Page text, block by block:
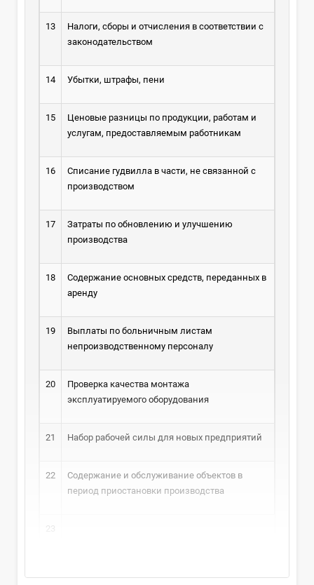
13
Налоги, сборы и отчисления в соответствии с
законодательством
14 Убытки, штрафы, пени
15
Ценовые разницы по продукции, работам и
услугам, предоставляемым работникам
16
Списание гудвилла в части, не связанной с
производством
17
Затраты по обновлению и улучшению
производства
18
Содержание основных средств, переданных в
аренду
19
Выплаты по больничным листам
непроизводственному персоналу
20
Проверка качества монтажа
эксплуатируемого оборудования
21 Набор рабочей силы для новых предприятий
22
Содержание и обслуживание объектов в
период приостановки производства
23